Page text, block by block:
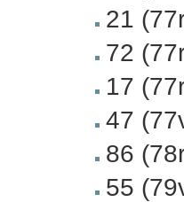
21
72
17
47
86
55